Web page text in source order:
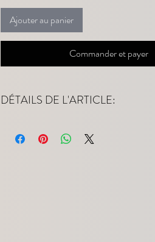
Ajouter au panier
Commander et payer
DÉTAILS DE L'ARTICLE:
Dimensions : 23 cm x 27 cm.